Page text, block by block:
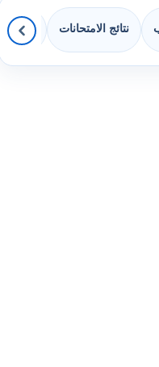
نتائج الامتحانات